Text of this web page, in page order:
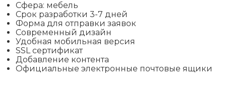
Сфера: мебель
Срок разработки 3-7 дней
Форма для отправки заявок
Современный дизайн
Удобная мобильная версия
SSL сертификат
Добавление контента
Официальные электронные почтовые ящики